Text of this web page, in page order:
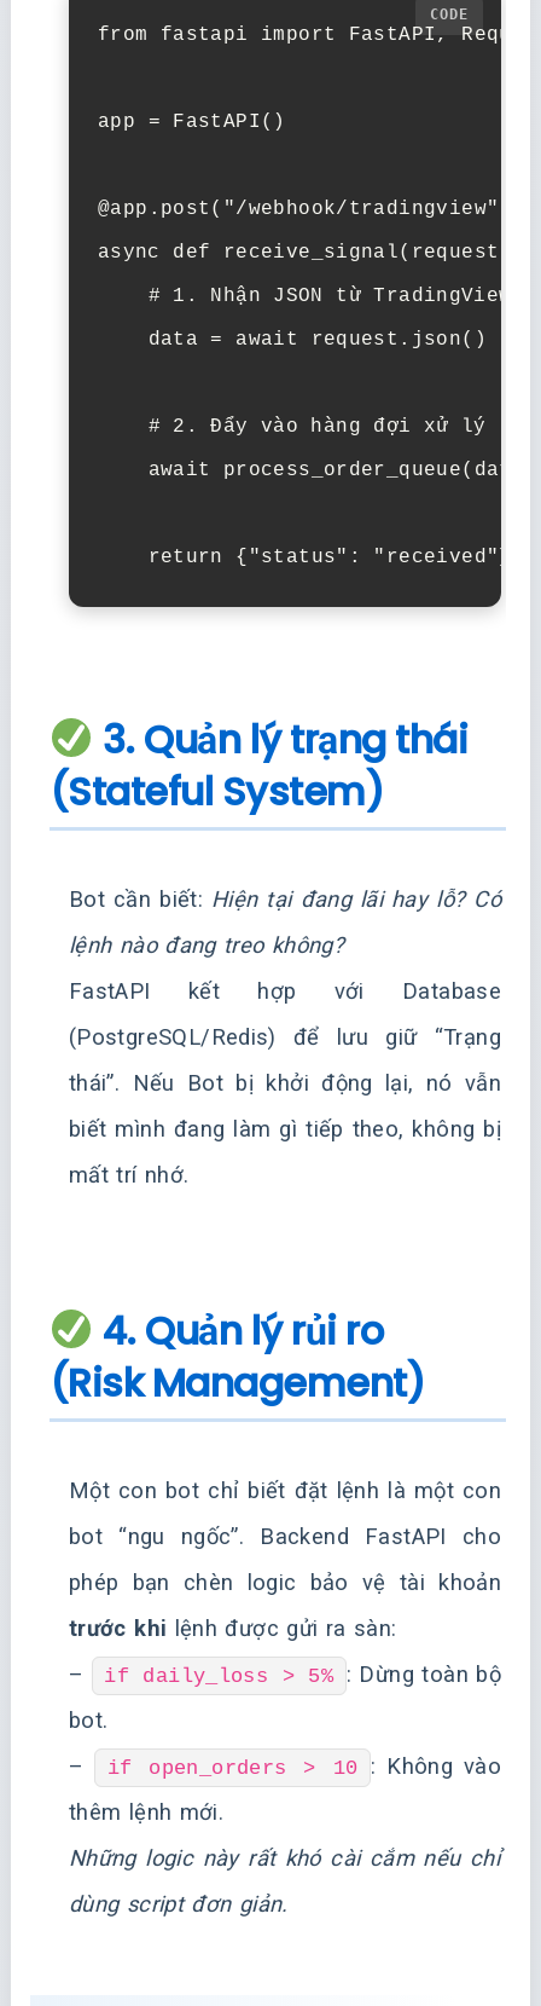
from fastapi import FastAPI,
app = FastAPI ()
@app . post ( "/webhook/tradingview"
async
def receive_signal( request
# 1. Nhận JSON từ TradingView
data
= await request . json()
# 2. Đẩy vào hàng đợi xử lý
await
process_order_queue( data
return { "status" : "received"
3. Quản lý trạng thái
(Stateful System)
Bot cần biết: Hiện tại đang lãi hay lỗ? Có
lệnh nào đang treo không?
FastAPI kết hợp với Database
(PostgreSQL/Redis) để lưu giữ “Trạng
thái”. Nếu Bot bị khởi động lại, nó vẫn
biết mình đang làm gì tiếp theo, không bị
mất trí nhớ.
4. Quản lý rủi ro
(Risk Management)
Một con bot chỉ biết đặt lệnh là một con
bot “ngu ngốc”. Backend FastAPI cho
phép bạn chèn logic bảo vệ tài khoản
trước khi lệnh được gửi ra sàn:
–
if daily_loss > 5% : Dừng toàn bộ
bot.
–
if open_orders > 10 : Không vào
thêm lệnh mới.
Những logic này rất khó cài cắm nếu chỉ
dùng script đơn giản.